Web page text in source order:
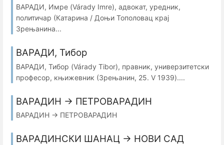
ВАРАДИ, Имре (Várady Imre), адвокат, уредник,
политичар (Катарина / Доњи Тополовац крај
Зрењанина...
ВАРАДИ, Тибор
ВАРАДИ, Тибор (Várady Tibor), правник, универзитетски
професор, књижевник (Зрењанин, 25. V 1939)....
ВАРАДИН → ПЕТРОВАРАДИН
ВАРАДИН → ПЕТРОВАРАДИН
ВАРАДИНСКИ ШАНАЦ → НОВИ САД